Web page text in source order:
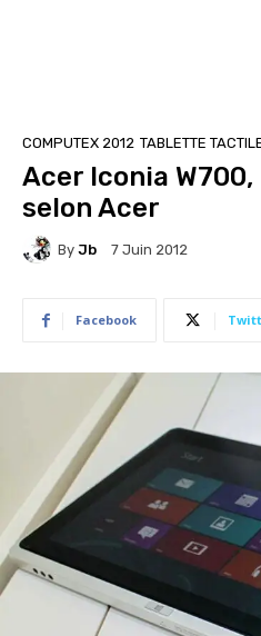
COMPUTEX 2012 TABLETTE
Acer Iconia
selon Acer
By Jb 7 Juin 2012
Facebook